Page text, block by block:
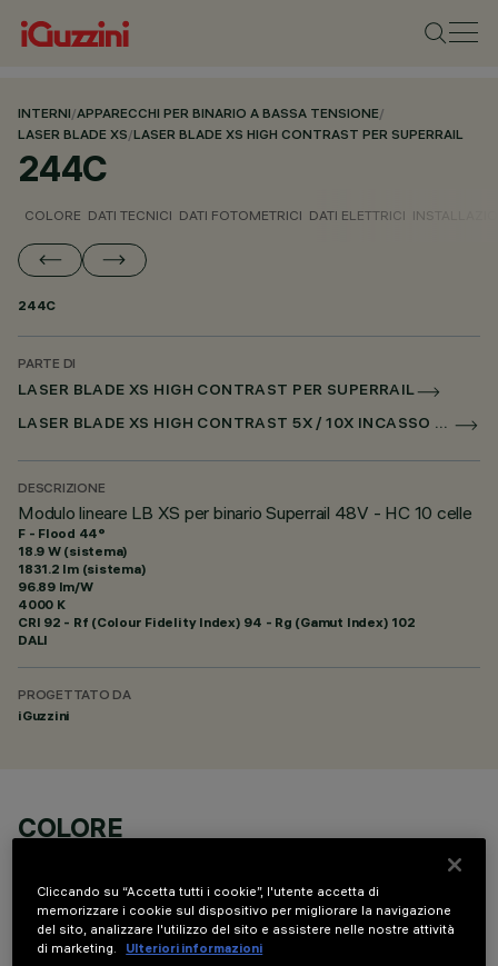
INTERNI/APPARECCHI PER BINARIO A BASSA TENSIONE/
LASER BLADE XS/LASER BLADE XS HIGH CONTRAST PER SUPERRAIL
244C
COLORE DATI TECNICI DATI FOTOMETRICI DATI ELETTRICI
244C
PARTE DI
LASER BLADE XS HIGH CONTRAST PER SUPERRAIL
LASER BLADE XS HIGH CONTRAST 5X / 10X INCASSO PER SUPERRAIL DALI POWERLINE
DESCRIZIONE
Modulo lineare LB XS per binario Superrail 48V - HC 10 celle
F - Flood 44°
18.9 W (sistema)
1831.2 lm (sistema)
96.89 lm/W
4000 K
CRI 92 - Rf (Colour Fidelity Index) 94 - Rg (Gamut Index) 102
DALI
PROGETTATO DA
iGuzzini
COLORE
Cliccando su “Accetta tutti i cookie”, l'utente accetta di
memorizzare i cookie sul dispositivo per migliorare la navigazione
del sito, analizzare l'utilizzo del sito e assistere nelle nostre attività
di marketing.
Ulteriori informazioni